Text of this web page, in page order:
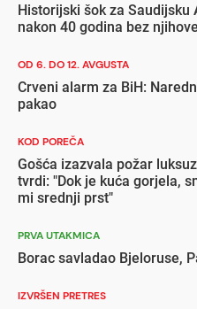
Historijski šok za
nakon 40 godina bez
OD 6. DO 12. AVGUSTA
Crveni alarm za BiH:
pakao
KOD POREČA
Gošća izazvala požar
tvrdi: "Dok je kuća gorjela,
mi srednji prst"
PRVA UTAKMICA
Borac savladao Bjeloruse,
IZVRŠEN PRETRES